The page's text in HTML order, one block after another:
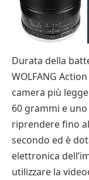
Durata della
WOLFANG
camera più
60 grammi e
riprendere fino
secondo ed è
elettronica
utilizzare la